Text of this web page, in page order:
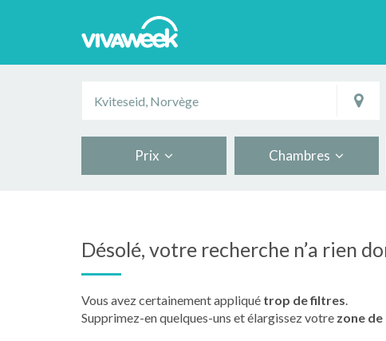
Prix Chambres
Désolé, votre recherche n’a rien
Vous avez certainement appliqué trop de filtres.
Supprimez-en quelques-uns et élargissez votre zone